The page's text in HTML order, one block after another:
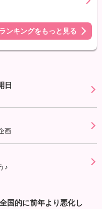
ランキングをもっと見る
日
画
♪
国的に前年より悪化し